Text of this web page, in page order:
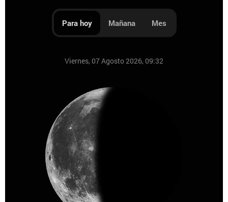
Para hoy Mañana Mes
Viernes, 07 Agosto 2026, 09:32